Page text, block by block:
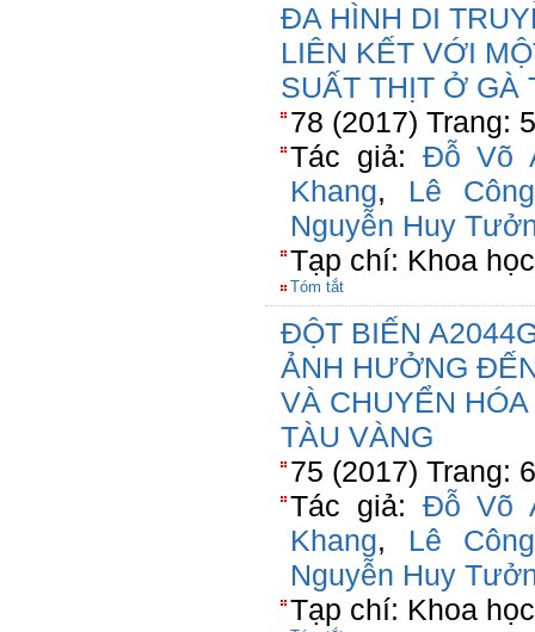
ĐA HÌNH DI
LIÊN KẾT VỚI
SUẤT THỊT Ở GÀ
78 (2017) Trang:
Tác giả: Đỗ Võ
Khang, Lê
Nguyễn Huy
Tạp chí: Khoa
Tóm tắt
ĐỘT BIẾN
ẢNH HƯỞNG
VÀ CHUYỂN
TÀU VÀNG
75 (2017) Trang:
Tác giả: Đỗ Võ
Khang, Lê
Nguyễn Huy
Tạp chí: Khoa